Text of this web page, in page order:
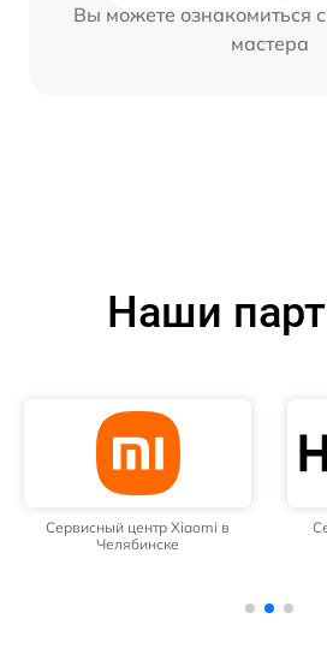
Вы можете ознакомиться
мастера
Наши
Сервисный центр Xiaomi в
Челябинске